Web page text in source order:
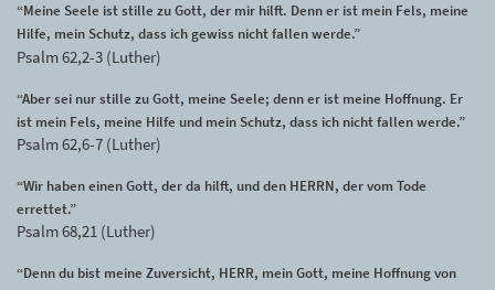
“Meine Seele ist stille zu Gott, der mir hilft. Denn er ist mein Fels, meine
Hilfe, mein Schutz, dass ich gewiss nicht fallen werde.”
Psalm 62,2-3 (Luther)
“Aber sei nur stille zu Gott, meine Seele; denn er ist meine Hoffnung. Er
ist mein Fels, meine Hilfe und mein Schutz, dass ich nicht fallen werde.”
Psalm 62,6-7 (Luther)
“Wir haben einen Gott, der da hilft, und den HERRN, der vom Tode
errettet.”
Psalm 68,21 (Luther)
“Denn du bist meine Zuversicht, HERR, mein Gott, meine Hoffnung von